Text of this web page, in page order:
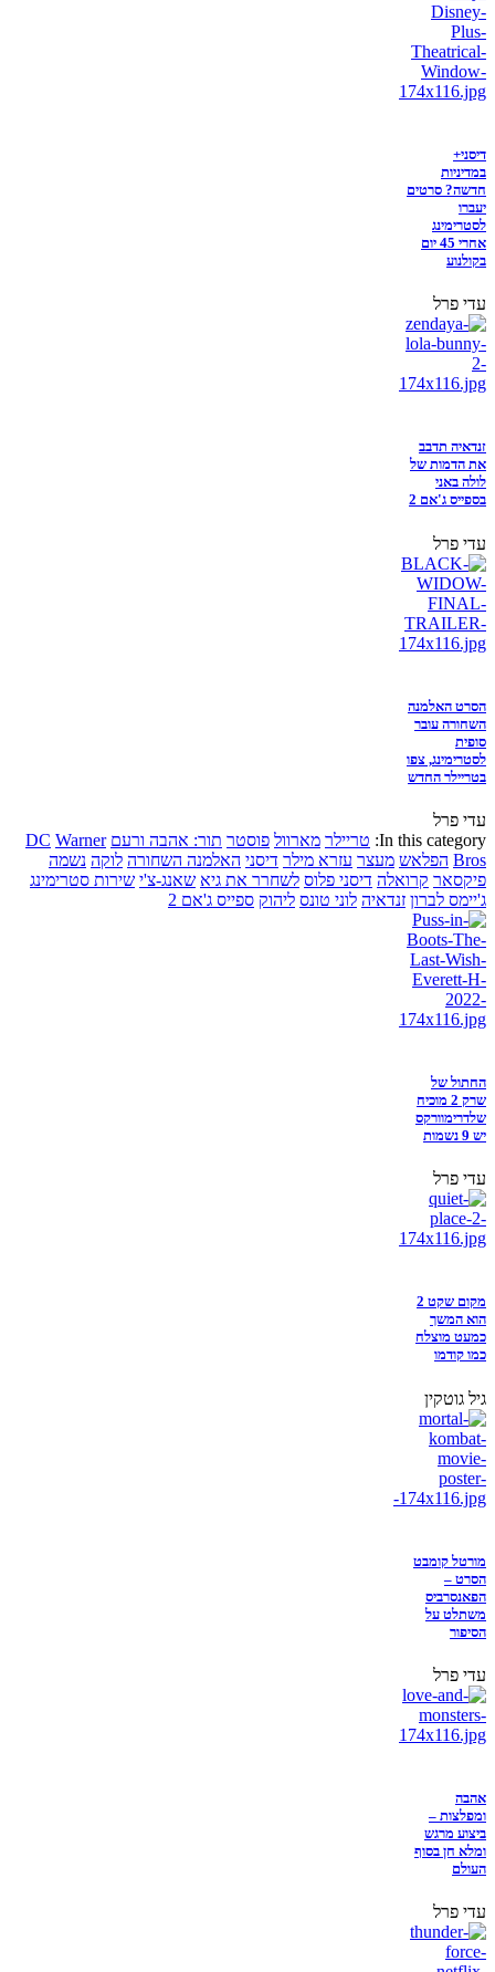
דיסני+
במדיניות
חדשה? סרטים
יעברו
לסטרימינג
אחרי 45 יום
בקולנוע
עדי פרל
זנדאיה תדבב
את הדמות של
לולה באני
בספייס ג'אם 2
עדי פרל
הסרט האלמנה
השחורה עובר
סופית
לסטרימינג, צפו
בטריילר החדש
עדי פרל
In this category: טריילר מארוול פוסטר תור: אהבה ורעם DC Warner
Bros הפלאש מעצר עזרא מילר דיסני האלמנה השחורה לוקה נשמה
פיקסאר קרואלה דיסני פלוס לשחרר את גיא שאנג-צ'י שירות סטרימינג
ג'יימס לברון זנדאיה לוני טונס ליהוק ספייס ג'אם 2
החתול של
שרק 2 מוכיח
שלדרימוורקס
יש 9 נשמות
עדי פרל
מקום שקט 2
הוא המשך
כמעט מוצלח
כמו קודמו
גיל גוטקין
מורטל קומבט
הסרט –
הפאנסרביס
משתלט על
הסיפור
עדי פרל
אהבה
ומפלצות –
ביצוע מרגש
ומלא חן בסוף
העולם
עדי פרל